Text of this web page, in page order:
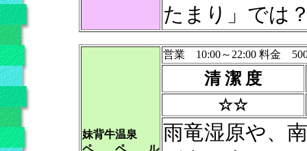
たまり」では
妹背牛温泉
ペ ペ ル
営業 10:00～22:00 料金
清 潔 度
☆☆
雨竜湿原や、